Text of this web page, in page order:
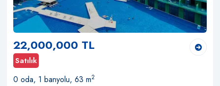
22,000,000 TL
Satılık
0 oda, 1 banyolu, 63 m2